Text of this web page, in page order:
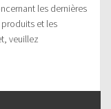
les dernières
et les
veuillez